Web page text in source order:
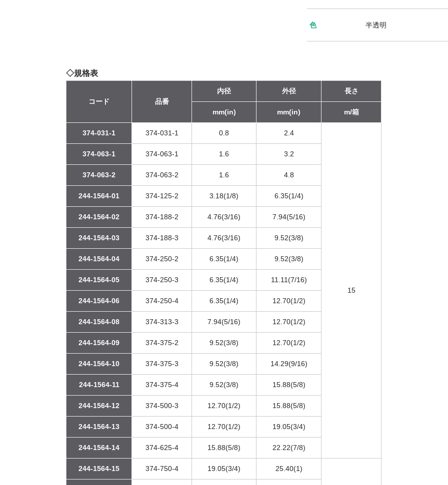
色 半透明
◇規格表
コード 品番
内径 外径 長さ
mm(in) mm(in) m/箱
374-031-1 374-031-1 0.8 2.4
15
374-063-1 374-063-1 1.6 3.2
374-063-2 374-063-2 1.6 4.8
244-1564-01 374-125-2 3.18(1/8) 6.35(1/4)
244-1564-02 374-188-2 4.76(3/16) 7.94(5/16)
244-1564-03 374-188-3 4.76(3/16) 9.52(3/8)
244-1564-04 374-250-2 6.35(1/4) 9.52(3/8)
244-1564-05 374-250-3 6.35(1/4) 11.11(7/16)
244-1564-06 374-250-4 6.35(1/4) 12.70(1/2)
244-1564-08 374-313-3 7.94(5/16) 12.70(1/2)
244-1564-09 374-375-2 9.52(3/8) 12.70(1/2)
244-1564-10 374-375-3 9.52(3/8) 14.29(9/16)
244-1564-11 374-375-4 9.52(3/8) 15.88(5/8)
244-1564-12 374-500-3 12.70(1/2) 15.88(5/8)
244-1564-13 374-500-4 12.70(1/2) 19.05(3/4)
244-1564-14 374-625-4 15.88(5/8) 22.22(7/8)
244-1564-15 374-750-4 19.05(3/4) 25.40(1)